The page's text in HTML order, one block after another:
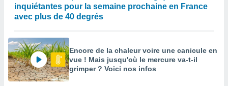
inquiétantes pour la semaine prochaine en France
avec plus de 40 degrés
Encore de la chaleur voire une canicule en
vue ! Mais jusqu'où le mercure va-t-il
grimper ? Voici nos infos